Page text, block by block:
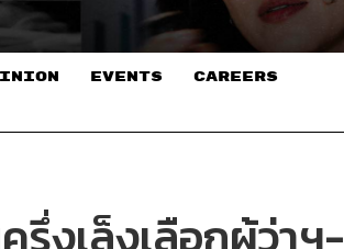
EVENTS CAREERS